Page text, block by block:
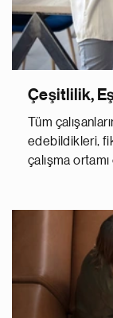
Çeşitlilik,
Tüm
edebildikleri,
çalışma